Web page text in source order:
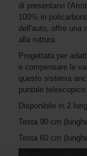
di presentarvi
100% in
dell'auto, offre una
alla rottura.
Progettata per
e compensare le
questo sistema
puntale
Disponibile in 2
Testa 90 cm
Testa 60 cm